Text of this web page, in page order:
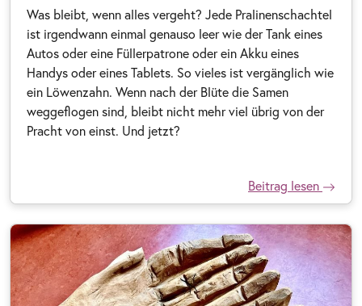
Was bleibt, wenn alles vergeht? Jede Pralinenschachtel
ist irgendwann einmal genauso leer wie der Tank eines
Autos oder eine Füllerpatrone oder ein Akku eines
Handys oder eines Tablets. So vieles ist vergänglich wie
ein Löwenzahn. Wenn nach der Blüte die Samen
weggeflogen sind, bleibt nicht mehr viel übrig von der
Pracht von einst. Und jetzt?
Beitrag lesen